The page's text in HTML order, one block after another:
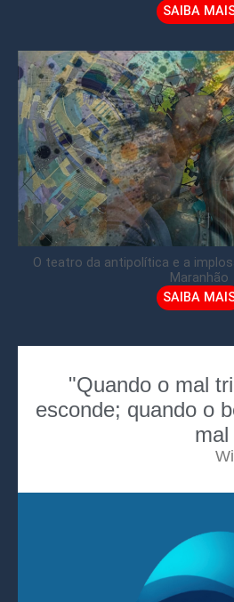
SAIBA
O teatro da antipolítica e a
Maranhão
SAIBA
"Quando o mal
esconde; quando o